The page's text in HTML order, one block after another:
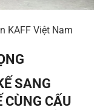
KAFF Việt Nam
SANG
CÙNG CẤU